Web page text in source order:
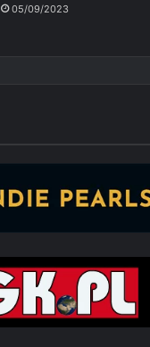
05/09/2023